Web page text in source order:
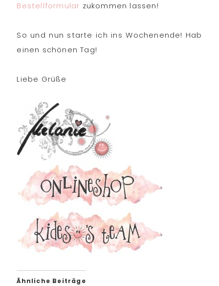
Bestellformular zukommen lassen!
So und nun starte ich ins Wochenende! Hab
einen schönen Tag!
Liebe Grüße
Ähnliche Beiträge